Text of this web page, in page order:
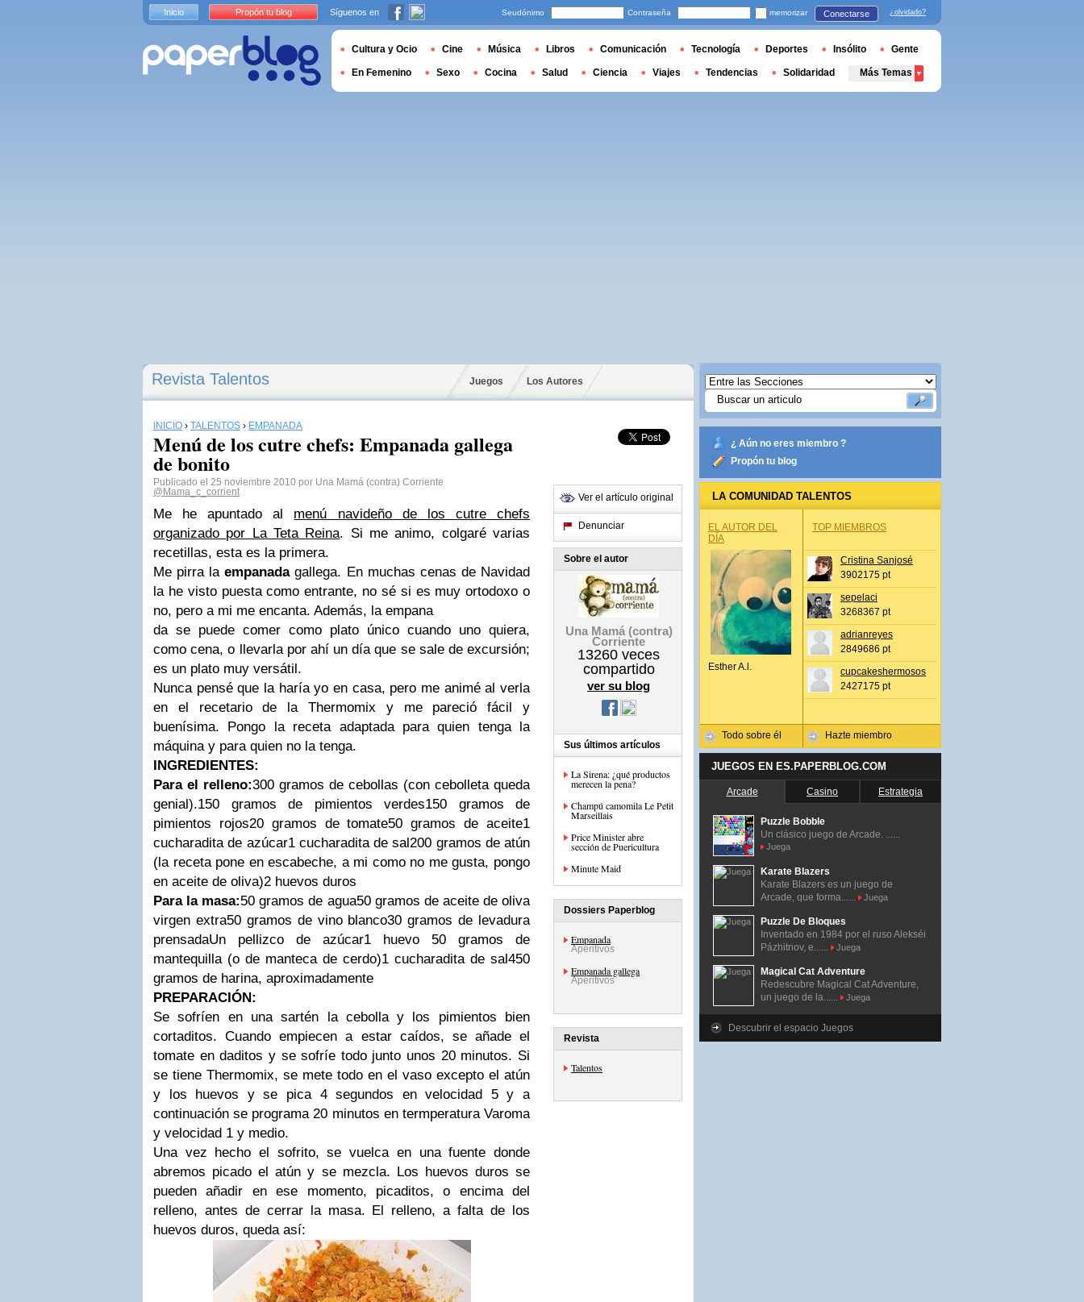
Revista Talentos Juegos Los Autores
INICIO › TALENTOS › EMPANADA
Menú de los cutre chefs: Empanada gallega
de bonito
Publicado el 25 noviembre 2010 por Una Mamá (contra) Corriente
@Mama_c_corrient
Me he apuntado al menú navideño de los cutre chefs
organizado por La Teta Reina. Si me animo, colgaré varias
recetillas, esta es la primera.
Me pirra laempanadagallega. En muchas cenas de Navidad
la he visto puesta como entrante, no sé si es muy ortodoxo o
no, pero a mi me encanta. Además, la empana
da se puede comer como plato único cuando uno quiera,
como cena, o llevarla por ahí un día que se sale de excursión;
es un plato muy versátil.
Nunca pensé que la haría yo en casa, pero me animé al verla
en el recetario de la Thermomix y me pareció fácil y
buenísima. Pongo la receta adaptada para quien tenga la
máquina y para quien no la tenga.
INGREDIENTES:
Para el relleno:300 gramos de cebollas (con cebolleta queda
genial).150 gramos de pimientos verdes150 gramos de
pimientos rojos20 gramos de tomate50 gramos de aceite1
cucharadita de azúcar1 cucharadita de sal200 gramos de atún
(la receta pone en escabeche, a mi como no me gusta, pongo
en aceite de oliva)2 huevos duros
Para la masa:50 gramos de agua50 gramos de aceite de oliva
virgen extra50 gramos de vino blanco30 gramos de levadura
prensadaUn pellizco de azúcar1 huevo 50 gramos de
mantequilla (o de manteca de cerdo)1 cucharadita de sal450
gramos de harina, aproximadamente
PREPARACIÓN:
Se sofríen en una sartén la cebolla y los pimientos bien
cortaditos. Cuando empiecen a estar caídos, se añade el
tomate en daditos y se sofríe todo junto unos 20 minutos. Si
se tiene Thermomix, se mete todo en el vaso excepto el atún
y los huevos y se pica 4 segundos en velocidad 5 y a
continuación se programa 20 minutos en termperatura Varoma
y velocidad 1 y medio.
Una vez hecho el sofrito, se vuelca en una fuente donde
abremos picado el atún y se mezcla. Los huevos duros se
pueden añadir en ese momento, picaditos, o encima del
relleno, antes de cerrar la masa. El relleno, a falta de los
huevos duros, queda así:
Ver el artículo original
Denunciar
Sobre el autor
Una Mamá (contra)
Corriente
13260 veces
compartido
ver su blog
Sus últimos artículos
La Sirena: ¿qué productos
merecen la pena?
Champú camomila Le Petit
Marseillais
Price Minister abre
sección de Puericultura
Minute Maid
Dossiers Paperblog
Empanada
Aperitivos
Empanada gallega
Aperitivos
Revista
Talentos
¿ Aún no eres miembro ?
Propón tu blog
LA COMUNIDAD TALENTOS
EL AUTOR DEL
DÍA
Esther A.l.
Todo sobre él
TOP MIEMBROS
Cristina Sanjosé
3902175 pt
sepelaci
3268367 pt
adrianreyes
2849686 pt
cupcakeshermosos
2427175 pt
Hazte miembro
JUEGOS EN ES.PAPERBLOG.COM
Arcade Casino Estrategia
Puzzle Bobble
Un clásico juego de Arcade. ......
Juega
Karate Blazers
Karate Blazers es un juego de
Arcade, que forma......
Juega
Puzzle De Bloques
Inventado en 1984 por el ruso Alekséi
Pázhitnov, e......
Juega
Magical Cat Adventure
Redescubre Magical Cat Adventure,
un juego de la......
Juega
Descubrir el espacio Juegos
Inicio Propón tu blog Síguenos en Seudónimo Contraseña memorizar Conectarse ¿olvidado?
Cultura y Ocio Cine Música Libros Comunicación Tecnología Deportes Insólito Gente
En Femenino Sexo Cocina Salud Ciencia Viajes Tendencias Solidaridad Más Temas